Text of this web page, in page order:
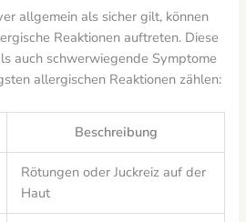
allgemein als sicher gilt, können
Reaktionen auftreten. Diese
auch schwerwiegende Symptome
allergischen Reaktionen zählen:
Beschreibung
Rötungen oder Juckreiz auf der
Haut